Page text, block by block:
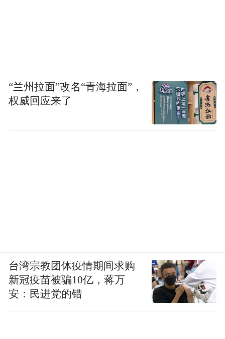
“兰州拉面”改名“青海拉面”，
权威回应来了
台湾宗教团体疫情期间求购
新冠疫苗被骗10亿，蒋万
安：民进党的错